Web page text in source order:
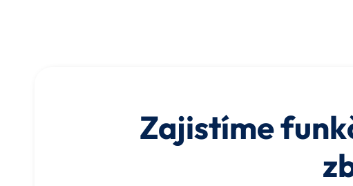
Zajistíme